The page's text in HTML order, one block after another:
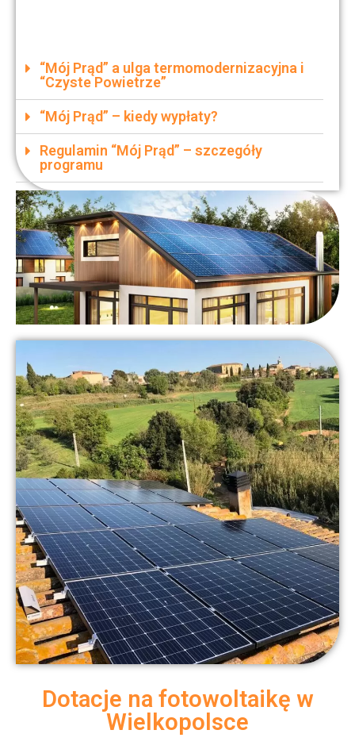
“Mój Prąd” a ulga termomodernizacyjna i
“Czyste Powietrze”
“Mój Prąd” – kiedy wypłaty?
Regulamin “Mój Prąd” – szczegóły
programu
Dotacje na fotowoltaikę w
Wielkopolsce